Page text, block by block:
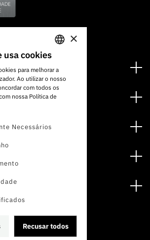
de Concursos
2026
para o Conhecimento
e Informação
para fins científicos –
Estratégico
a Ciência e a Tecnologia
PORTUGUESE
ENGLISH
×
usa cookies
para melhorar a
Ao utilizar o nosso
com todos os
nossa Política de
Necessários
Recusar todos